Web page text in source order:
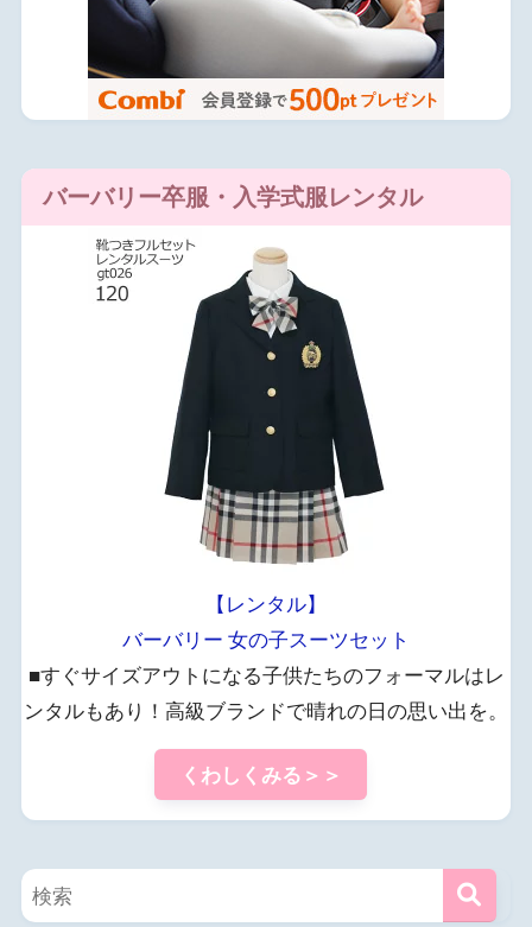
バーバリー卒服・入学式服レンタル
【レンタル】
バーバリー 女の子スーツセット
■すぐサイズアウトになる子供たちのフォーマルはレ
ンタルもあり！高級ブランドで晴れの日の思い出を。
くわしくみる＞＞